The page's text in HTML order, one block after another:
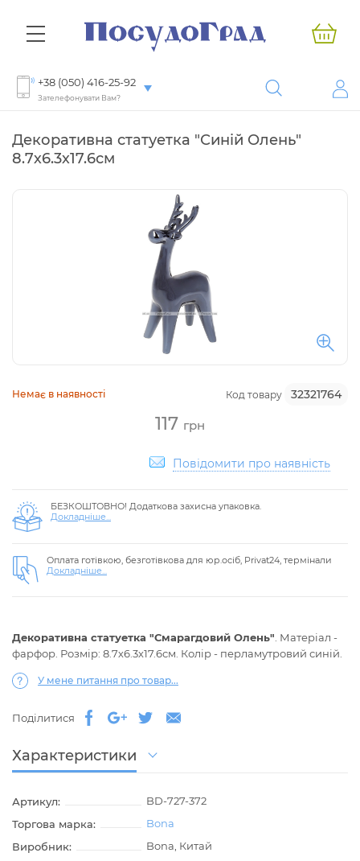
+38 (050) 416-25-92
Зателефонувати Вам?
Декоративна статуетка "Синій Олень"
8.7х6.3х17.6см
Немає в наявності Код товару 32321764
117 грн
Повідомити про наявність
БЕЗКОШТОВНО! Додаткова захисна упаковка.
Докладніше...
Оплата готівкою, безготівкова для юр.осіб, Privat24, термінали
Докладніше...
Декоративна статуетка "Смарагдовий Олень" . Матеріал -
фарфор. Розмір: 8.7х6.3х17.6см. Колір - перламутровий синій.
У мене питання про товар...
Поділитися
Характеристики
Артикул:
BD-727-372
Торгова марка:
Bona
Виробник:
Bona, Китай